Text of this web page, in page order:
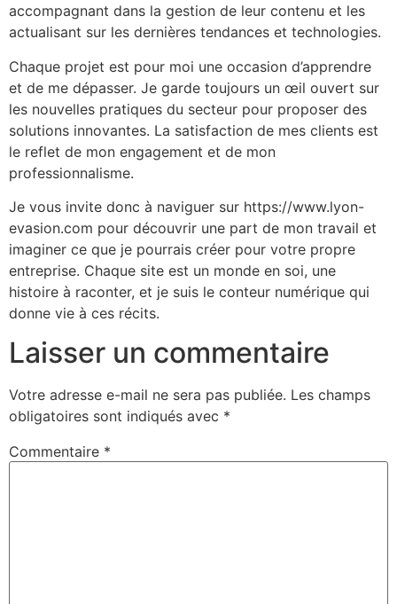
accompagnant dans la gestion de leur contenu et les
actualisant sur les dernières tendances et technologies.
Chaque projet est pour moi une occasion d’apprendre
et de me dépasser. Je garde toujours un œil ouvert sur
les nouvelles pratiques du secteur pour proposer des
solutions innovantes. La satisfaction de mes clients est
le reflet de mon engagement et de mon
professionnalisme.
Je vous invite donc à naviguer sur https://www.lyon-
evasion.com pour découvrir une part de mon travail et
imaginer ce que je pourrais créer pour votre propre
entreprise. Chaque site est un monde en soi, une
histoire à raconter, et je suis le conteur numérique qui
donne vie à ces récits.
Laisser un commentaire
Votre adresse e-mail ne sera pas publiée. Les champs
obligatoires sont indiqués avec *
Commentaire *